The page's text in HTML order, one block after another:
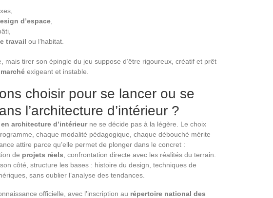
d’espace
travail ou l’habitat.
mais tirer son épingle du jeu suppose d’être rigoureux, créatif et prêt
marché exigeant et instable.
choisir pour se lancer ou se
l’architecture d’intérieur ?
architecture d’intérieurne se décide pas à la légère. Le choix
chaque modalité pédagogique, chaque débouché mérite
attire parce qu’elle permet de plonger dans le concret :
de projets réels , confrontation directe avec les réalités du terrain.
côté, structure les bases : histoire du design, techniques de
sans oublier l’analyse des tendances.
officielle, avec l’inscription au répertoire national des